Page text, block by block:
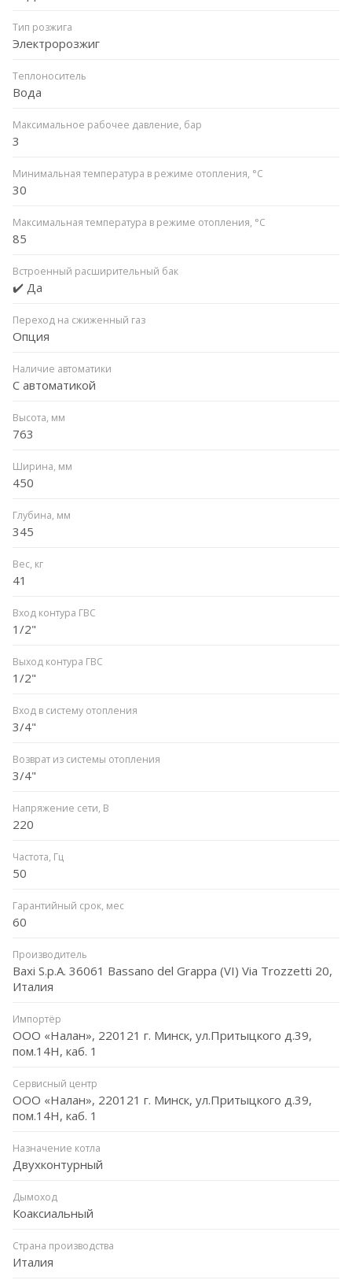
Тип розжига
Электророзжиг
Теплоноситель
Вода
Максимальное рабочее давление, бар
3
Минимальная температура в режиме отопления, °C
30
Максимальная температура в режиме отопления, °C
85
Встроенный расширительный бак
✔️ Да
Переход на сжиженный газ
Опция
Наличие автоматики
С автоматикой
Высота, мм
763
Ширина, мм
450
Глубина, мм
345
Вес, кг
41
Вход контура ГВС
1/2"
Выход контура ГВС
1/2"
Вход в систему отопления
3/4"
Возврат из системы отопления
3/4"
Напряжение сети, В
220
Частота, Гц
50
Гарантийный срок, мес
60
Производитель
Baxi S.p.A. 36061 Bassano del Grappa (VI) Via Trozzetti 20,
Италия
Импортёр
ООО «Налан», 220121 г. Минск, ул.Притыцкого д.39,
пом.14Н, каб. 1
Сервисный центр
ООО «Налан», 220121 г. Минск, ул.Притыцкого д.39,
пом.14Н, каб. 1
Назначение котла
Двухконтурный
Дымоход
Коаксиальный
Страна производства
Италия